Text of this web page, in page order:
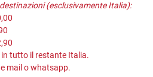
(esclusivamente Italia):
tutto il restante Italia.
mail o whatsapp.